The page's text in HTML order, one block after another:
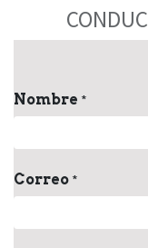
Nombre *
Correo *